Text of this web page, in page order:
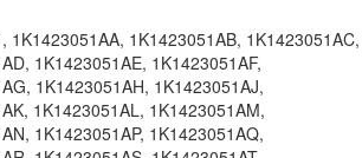
1K1423051AA, 1K1423051AB, 1K1423051AC,
1K1423051AE, 1K1423051AF,
1K1423051AH, 1K1423051AJ,
1K1423051AL, 1K1423051AM,
1K1423051AP, 1K1423051AQ,